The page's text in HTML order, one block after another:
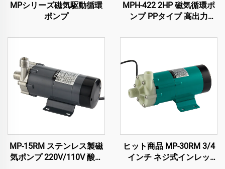
MPシリーズ磁気駆動循環
ポンプ
MPH-422 2HP 磁気循環ポ
ンプ PPタイプ 高出力
ル 塩水・海水中・化学船
MP-15RM ステンレス製磁
気ポンプ 220V/110V 酸化
ヒット商品 MP-30RM 3/4
インチ ネジ式インレッ